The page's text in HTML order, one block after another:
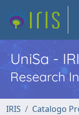
UniSa -
Research
IRIS
Catalogo